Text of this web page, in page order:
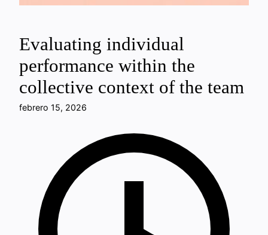
Evaluating individual
performance within the
collective context of the team
febrero 15, 2026